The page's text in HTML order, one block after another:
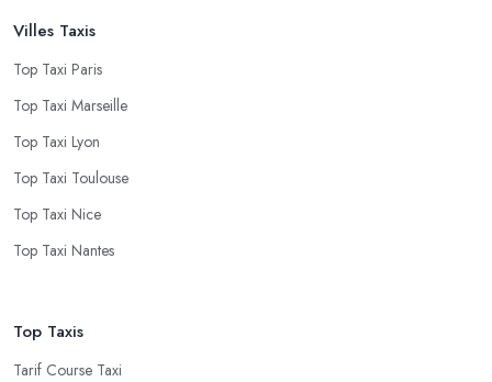
Villes Taxis
Top Taxi Paris
Top Taxi Marseille
Top Taxi Lyon
Top Taxi Toulouse
Top Taxi Nice
Top Taxi Nantes
Top Taxis
Tarif Course Taxi